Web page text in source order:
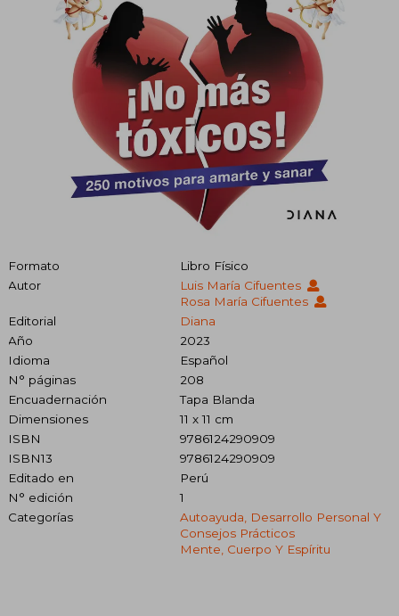
Formato
Libro Físico
Autor
Luis María Cifuentes
Rosa María Cifuentes
Editorial
Diana
Año
2023
Idioma
Español
N° páginas
208
Encuadernación
Tapa Blanda
Dimensiones
11 x 11 cm
ISBN
9786124290909
ISBN13
9786124290909
Editado en
Perú
N° edición
1
Categorías
Autoayuda, Desarrollo Personal Y
Consejos Prácticos
Mente, Cuerpo Y Espíritu